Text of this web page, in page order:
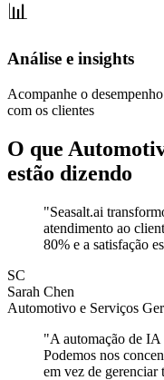
Análise e insights
Acompanhe o
com os clientes
O que
estão dizendo
"Seasalt.ai
atendimento ao
80% e a satisfação
SC
Sarah Chen
Automotivo e Serviços
"A automação de IA
Podemos nos
em vez de gerenciar